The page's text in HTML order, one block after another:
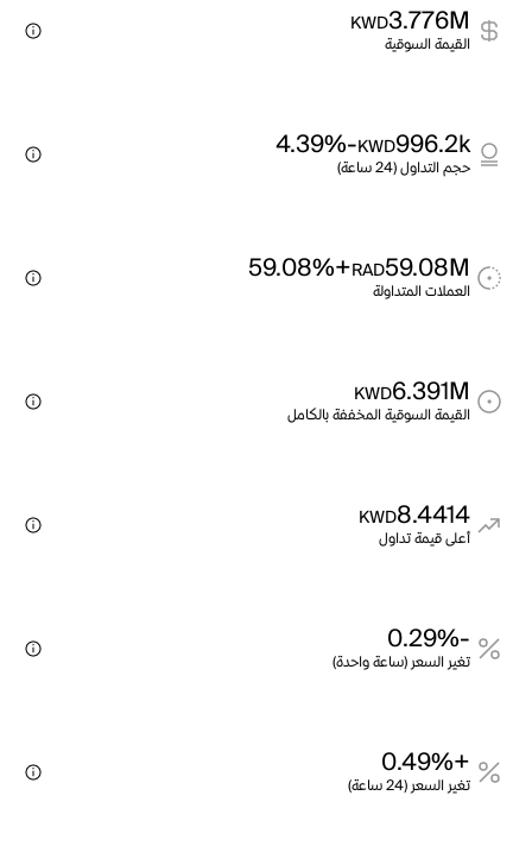
3.776M
KWD
القيمة السوقية
996.2k
KWD
-4.39%
حجم التداول (24 ساعة)
59.08M
RAD
+59.08%
العملات المتداولة
6.391M
KWD
القيمة السوقية المخففة بالكامل
8.4414
KWD
أعلى قيمة تداول
-0.29%
تغير السعر (ساعة واحدة)
+0.49%
تغير السعر (24 ساعة)